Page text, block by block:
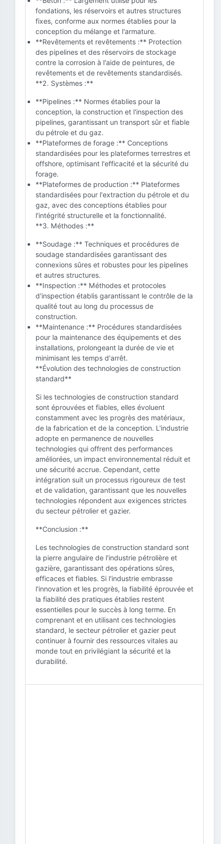
fondations, les réservoirs et autres structures
fixes, conforme aux normes établies pour la
conception du mélange et l'armature.
**Revêtements et revêtements :** Protection
des pipelines et des réservoirs de stockage
contre la corrosion à l'aide de peintures, de
revêtements et de revêtements standardisés.
**2. Systèmes :**
**Pipelines :** Normes établies pour la
conception, la construction et l'inspection des
pipelines, garantissant un transport sûr et fiable
du pétrole et du gaz.
**Plateformes de forage :** Conceptions
standardisées pour les plateformes terrestres et
offshore, optimisant l'efficacité et la sécurité du
forage.
**Plateformes de production :** Plateformes
standardisées pour l'extraction du pétrole et du
gaz, avec des conceptions établies pour
l'intégrité structurelle et la fonctionnalité.
**3. Méthodes :**
**Soudage :** Techniques et procédures de
soudage standardisées garantissant des
connexions sûres et robustes pour les pipelines
et autres structures.
**Inspection :** Méthodes et protocoles
d'inspection établis garantissant le contrôle de la
qualité tout au long du processus de
construction.
**Maintenance :** Procédures standardisées
pour la maintenance des équipements et des
installations, prolongeant la durée de vie et
minimisant les temps d'arrêt.
**Évolution des technologies de construction
standard**
Si les technologies de construction standard
sont éprouvées et fiables, elles évoluent
constamment avec les progrès des matériaux,
de la fabrication et de la conception. L'industrie
adopte en permanence de nouvelles
technologies qui offrent des performances
améliorées, un impact environnemental réduit et
une sécurité accrue. Cependant, cette
intégration suit un processus rigoureux de test
et de validation, garantissant que les nouvelles
technologies répondent aux exigences strictes
du secteur pétrolier et gazier.
**Conclusion :**
Les technologies de construction standard sont
la pierre angulaire de l'industrie pétrolière et
gazière, garantissant des opérations sûres,
efficaces et fiables. Si l'industrie embrasse
l'innovation et les progrès, la fiabilité éprouvée et
la fiabilité des pratiques établies restent
essentielles pour le succès à long terme. En
comprenant et en utilisant ces technologies
standard, le secteur pétrolier et gazier peut
continuer à fournir des ressources vitales au
monde tout en privilégiant la sécurité et la
durabilité.